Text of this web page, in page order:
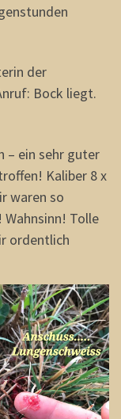
der
Bock liegt.
– ein sehr guter
Kaliber 8 x
waren so
Tolle
ordentlich